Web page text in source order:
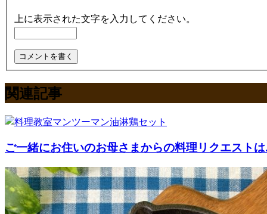
上に表示された文字を入力してください。
関連記事
ご一緒にお住いのお母さまからの料理リクエスト